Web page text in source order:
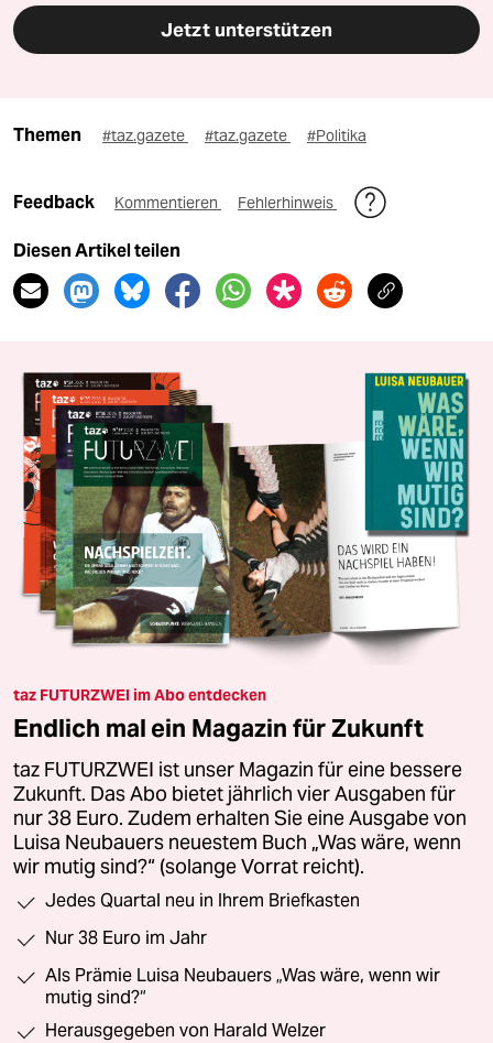
Jetzt unterstützen
Themen #taz.gazete #taz.gazete #Politika
Feedback Kommentieren Fehlerhinweis
Diesen Artikel teilen
taz FUTURZWEI im Abo entdecken
Endlich mal ein Magazin für Zukunft
taz FUTURZWEI ist unser Magazin für eine bessere
Zukunft. Das Abo bietet jährlich vier Ausgaben für
nur 38 Euro. Zudem erhalten Sie eine Ausgabe von
Luisa Neubauers neuestem Buch „Was wäre, wenn
wir mutig sind?“ (solange Vorrat reicht).
Jedes Quartal neu in Ihrem Briefkasten
Nur 38 Euro im Jahr
Als Prämie Luisa Neubauers „Was wäre, wenn wir
mutig sind?“
Herausgegeben von Harald Welzer